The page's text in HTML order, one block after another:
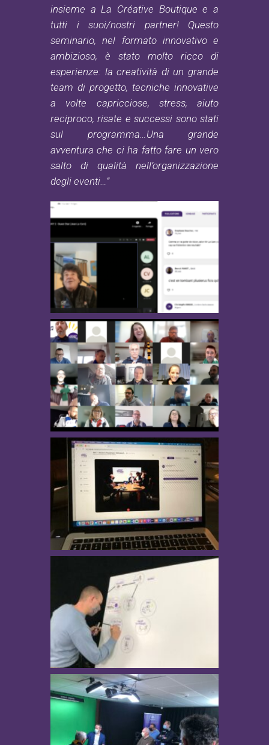
insieme a La Créative Boutique e a
tutti i suoi/nostri partner! Questo
seminario, nel formato innovativo e
ambizioso, è stato molto ricco di
esperienze: la creatività di un grande
team di progetto, tecniche innovative
a volte capricciose, stress, aiuto
reciproco, risate e successi sono stati
sul programma… Una grande
avventura che ci ha fatto fare un vero
salto di qualità nell’organizzazione
degli eventi…”